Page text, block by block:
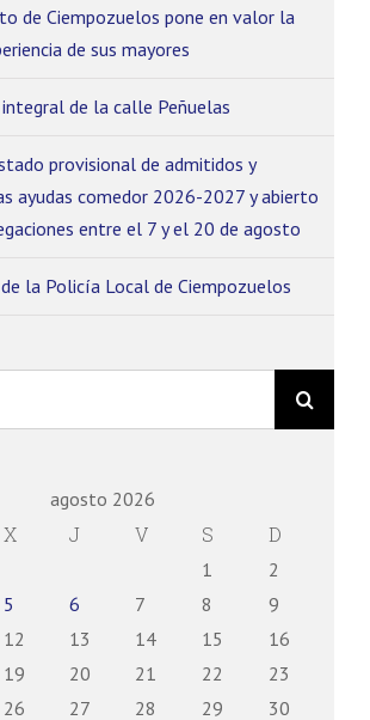
de Ciempozuelos pone en valor la
de sus mayores
de la calle Peñuelas
provisional de admitidos y
ayudas comedor 2026-2027 y abierto
entre el 7 y el 20 de agosto
la Policía Local de Ciempozuelos
agosto 2026
X J V S D
1
2
5 6 7 8
9
12 13 14 15
16
19 20 21 22
23
26 27 28 29
30
Marketing
intereses y
nuestro sitio,
aumentas la
posibilidad de
ver contenido y
personalizados.